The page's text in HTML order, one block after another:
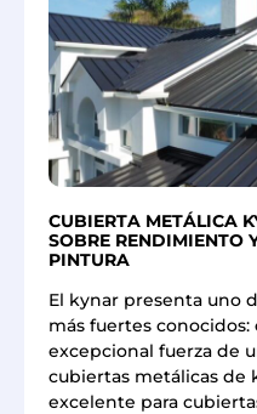
CUBIERTA METÁLICA
SOBRE RENDIMIENTO
PINTURA
El kynar presenta uno
más fuertes conocidos:
excepcional fuerza de
cubiertas metálicas de
excelente para